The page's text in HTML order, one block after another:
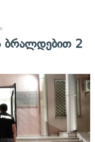
ბრალდებით 2